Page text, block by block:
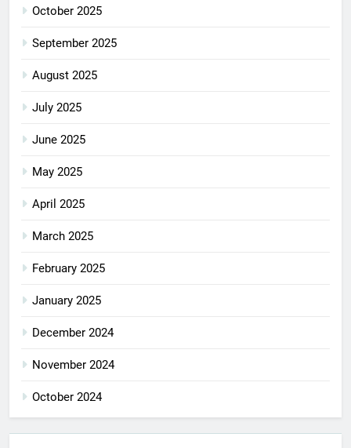
October 2025
September 2025
August 2025
July 2025
June 2025
May 2025
April 2025
March 2025
February 2025
January 2025
December 2024
November 2024
October 2024